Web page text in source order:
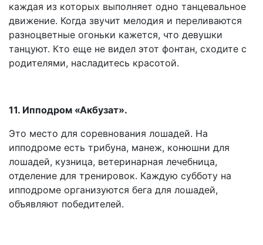
каждая из которых выполняет одно танцевальное
движение. Когда звучит мелодия и переливаются
разноцветные огоньки кажется, что девушки
танцуют. Кто еще не видел этот фонтан, сходите с
родителями, насладитесь красотой.
11. Ипподром «Акбузат».
Это место для соревнования лошадей. На
ипподроме есть трибуна, манеж, конюшни для
лошадей, кузница, ветеринарная лечебница,
отделение для тренировок. Каждую субботу на
ипподроме организуются бега для лошадей,
объявляют победителей.